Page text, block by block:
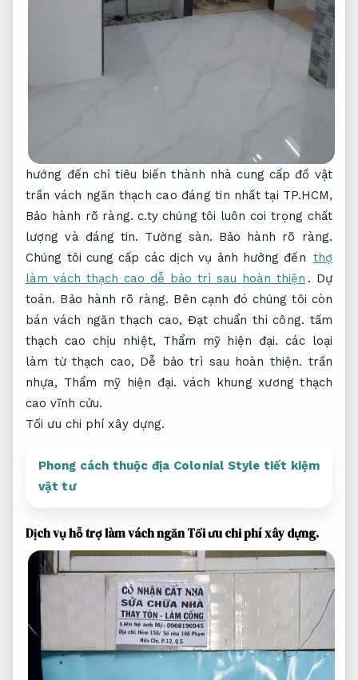
hướng đến chỉ tiêu biến thành nhà cung cấp đồ vật
trần vách ngăn thạch cao đáng tin nhất tại TP.HCM,
Bảo hành rõ ràng. c.ty chúng tôi luôn coi trọng chất
lượng và đáng tin. Tường sàn. Bảo hành rõ ràng.
Chúng tôi cung cấp các dịch vụ ảnh hưởng đến thợ
làm vách thạch cao dễ bảo trì sau hoàn thiện . Dự
toán. Bảo hành rõ ràng. Bên cạnh đó chúng tôi còn
bán vách ngăn thạch cao, Đạt chuẩn thi công. tấm
thạch cao chịu nhiệt, Thẩm mỹ hiện đại. các loại
làm từ thạch cao, Dễ bảo trì sau hoàn thiện. trần
nhựa, Thẩm mỹ hiện đại. vách khung xương thạch
cao vĩnh cửu.
Tối ưu chi phí xây dựng.
Phong cách thuộc địa Colonial Style tiết kiệm
vật tư
Dịch vụ hỗ trợ làm vách ngănTối ưu chi phí xây dựng.